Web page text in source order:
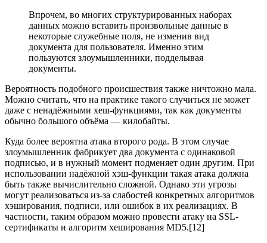
Впрочем, во многих структурированных наборах
данных можно вставить произвольные данные в
некоторые служебные поля, не изменив вид
документа для пользователя. Именно этим
пользуются злоумышленники, подделывая
документы.
Вероятность подобного происшествия также ничтожно мала.
Можно считать, что на практике такого случиться не может
даже с ненадёжными хеш-функциями, так как документы
обычно большого объёма — килобайты.
Куда более вероятна атака второго рода. В этом случае
злоумышленник фабрикует два документа с одинаковой
подписью, и в нужный момент подменяет один другим. При
использовании надёжной хэш-функции такая атака должна
быть также вычислительно сложной. Однако эти угрозы
могут реализоваться из-за слабостей конкретных алгоритмов
хэширования, подписи, или ошибок в их реализациях. В
частности, таким образом можно провести атаку на SSL-
сертификаты и алгоритм хеширования MD5.[12]